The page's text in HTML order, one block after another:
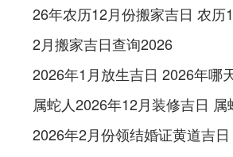
2月搬家吉日查询2026
2026年1月放生吉日 2026年哪